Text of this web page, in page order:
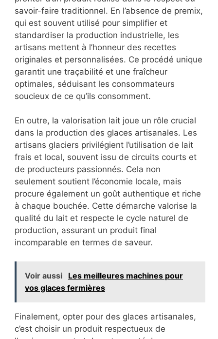
savoir-faire traditionnel. En l’absence de premix,
qui est souvent utilisé pour simplifier et
standardiser la production industrielle, les
artisans mettent à l’honneur des recettes
originales et personnalisées. Ce procédé unique
garantit une traçabilité et une fraîcheur
optimales, séduisant les consommateurs
soucieux de ce qu’ils consomment.
En outre, la valorisation lait joue un rôle crucial
dans la production des glaces artisanales. Les
artisans glaciers privilégient l’utilisation de lait
frais et local, souvent issu de circuits courts et
de producteurs passionnés. Cela non
seulement soutient l’économie locale, mais
procure également un goût authentique et riche
à chaque bouchée. Cette démarche valorise la
qualité du lait et respecte le cycle naturel de
production, assurant un produit final
incomparable en termes de saveur.
Voir aussi
Les meilleures machines pour
vos glaces fermières
Finalement, opter pour des glaces artisanales,
c’est choisir un produit respectueux de